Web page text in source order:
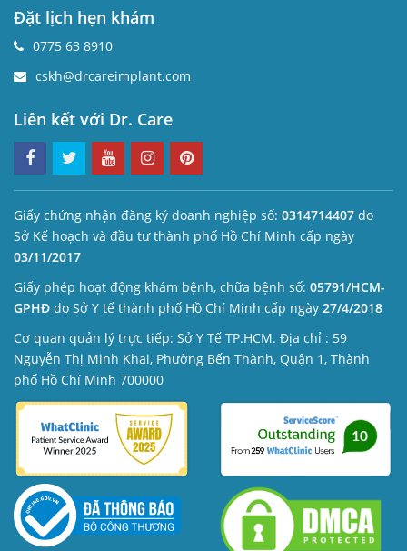
Đặt lịch hẹn khám
0775 63 8910
cskh@drcareimplant.com
Liên kết với Dr. Care
Giấy chứng nhận đăng ký doanh nghiệp số: 0314714407 do
Sở Kế hoạch và đầu tư thành phố Hồ Chí Minh cấp ngày
03/11/2017
Giấy phép hoạt động khám bệnh, chữa bệnh số: 05791/HCM-
GPHĐ do Sở Y tế thành phố Hồ Chí Minh cấp ngày 27/4/2018
Cơ quan quản lý trực tiếp: Sở Y Tế TP.HCM. Địa chỉ : 59
Nguyễn Thị Minh Khai, Phường Bến Thành, Quận 1, Thành
phố Hồ Chí Minh 700000